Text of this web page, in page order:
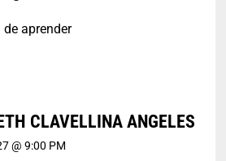
aprender
CLAVELLINA ANGELES
@ 9:00 PM